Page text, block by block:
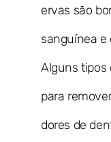
ervas são
sanguínea e
Alguns tipos
para
dores de